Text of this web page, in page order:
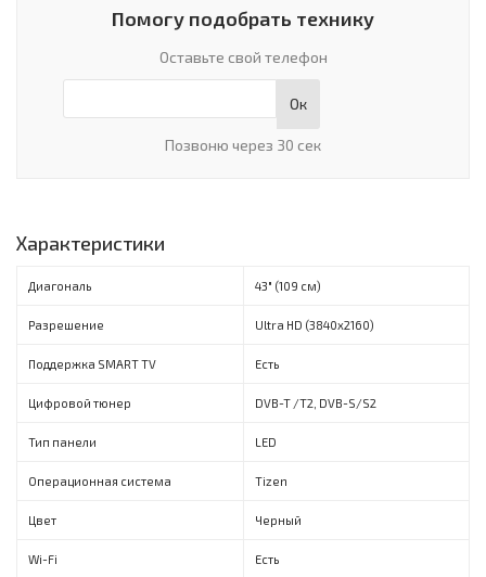
Помогу подобрать технику
Оставьте свой телефон
Ок
Позвоню через 30 сек
Характеристики
Диагональ 43" (109 см)
Разрешение Ultra HD (3840x2160)
Поддержка SMART TV Есть
Цифровой тюнер DVB-T /Т2, DVB-S/S2
Тип панели LED
Операционная система Tizen
Цвет Черный
Wi-Fi Есть